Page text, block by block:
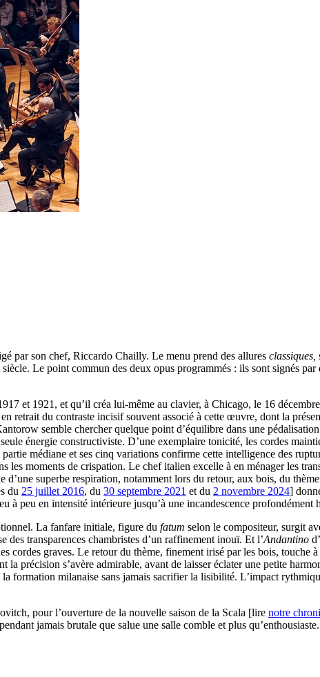
par son chef, Riccardo Chailly. Le menu prend des allures classiques,
Le point commun des deux opus programmés : ils sont signés par
et 1921, et qu’il créa lui-même au clavier, à Chicago, le 16
retrait du contraste incisif souvent associé à cette œuvre, dont la
semble chercher quelque point d’équilibre dans une
énergie constructiviste. D’une exemplaire tonicité, les cordes
médiane et ses cinq variations confirme cette intelligence des
les moments de crispation. Le chef italien excelle à en ménager les
superbe respiration, notamment lors du retour, aux bois, du
du 25 juillet 2016, du 30 septembre 2021 et du 2 novembre 2024]
à peu en intensité intérieure jusqu’à une incandescence profondément
La fanfare initiale, figure du fatum selon le compositeur, surgit
des transparences chambristes d’un raffinement inouï. Et l’Andantino
cordes graves. Le retour du thème, finement irisé par les bois, touche
la précision s’avère admirable, avant de laisser éclater une petite
formation milanaise sans jamais sacrifier la lisibilité. L’impact
pour l’ouverture de la nouvelle saison de la Scala [lire notre
jamais brutale que salue une salle comble et plus qu’enthousiaste.